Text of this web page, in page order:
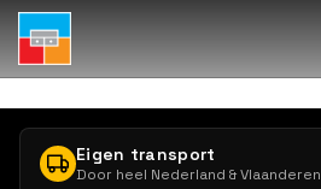
Eigen transport
Door heel Nederland & Vlaanderen